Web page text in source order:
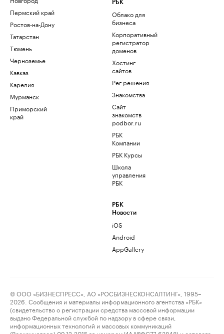
Пермский край
Ростов-на-Дону
Татарстан
Тюмень
Черноземье
Кавказ
Карелия
Мурманск
Приморский
край
РБК
Облако для
бизнеса
Корпоративный
регистратор
доменов
Хостинг
сайтов
Рег.решения
Знакомства
Сайт
знакомств
podbor.ru
РБК
Компании
РБК Курсы
Школа
управления
РБК
РБК
Новости
iOS
Android
AppGallery
© ООО «БИЗНЕСПРЕСС», АО «РОСБИЗНЕСКОНСАЛТИНГ», 1995–
2026. Сообщения и материалы информационного агентства «РБК»
(свидетельство о регистрации средства массовой информации
выдано Федеральной службой по надзору в сфере связи,
информационных технологий и массовых коммуникаций